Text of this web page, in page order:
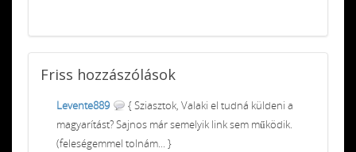
Friss hozzászólások
Levente889
{ Sziasztok, Valaki el tudná küldeni a
magyarítást? Sajnos már semelyik link sem működik.
(feleségemmel tolnám... }